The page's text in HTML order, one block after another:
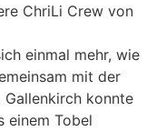
ChriLi Crew von
einmal mehr, wie
mit der
Gallenkirch konnte
einem Tobel